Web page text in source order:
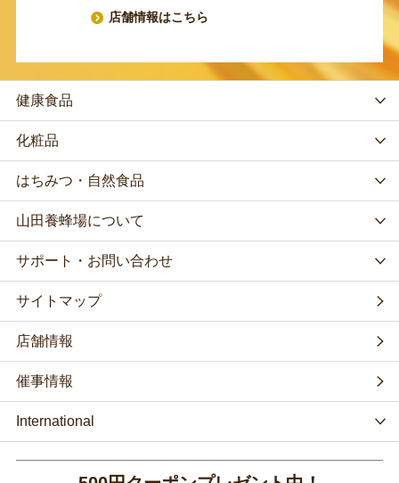
店舗情報はこちら
健康食品
化粧品
はちみつ・自然食品
山田養蜂場について
サポート・お問い合わせ
サイトマップ
店舗情報
催事情報
International